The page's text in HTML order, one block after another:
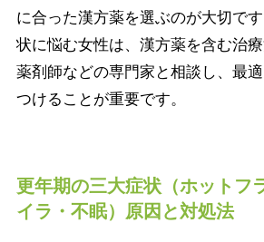
に合った漢方薬を選ぶのが大切で
状に悩む女性は、漢方薬を含む治
薬剤師などの専門家と相談し、最
つけることが重要です。
更年期の三大症状（ホットフ
イラ・不眠）原因と対処法